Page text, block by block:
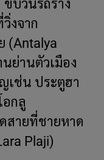
บวนรถราง
งจาก
(Antalya
ย่านตัวเมือง
เช่น ประตูฮา
อกลู
สายที่ชายหาด
Plaji)